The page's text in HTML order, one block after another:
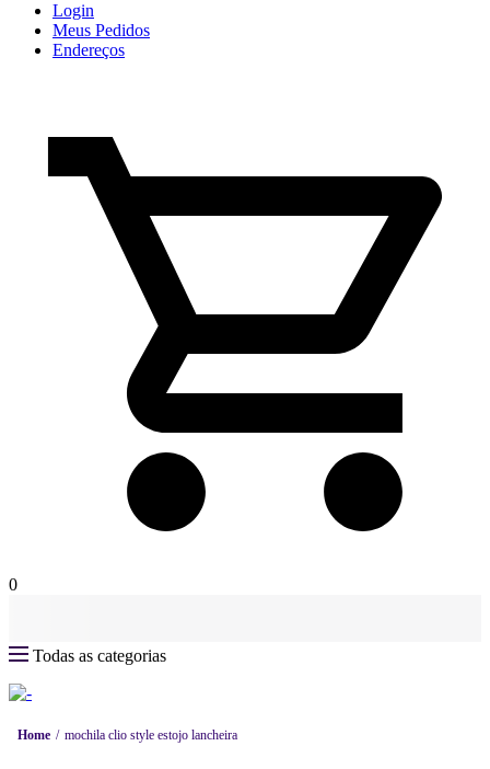
Login
Meus Pedidos
Endereços
0
Todas as categorias
Home mochila clio style estojo lancheira